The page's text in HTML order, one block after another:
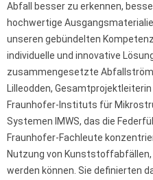
Abfall besser zu erkennen,
hochwertige
unseren gebündelten
individuelle und innovative
zusammengesetzte
Lilleodden,
Fraunhofer-Instituts für
Systemen IMWS, das die
Fraunhofer-Fachleute
Nutzung von
werden können. Sie definierten